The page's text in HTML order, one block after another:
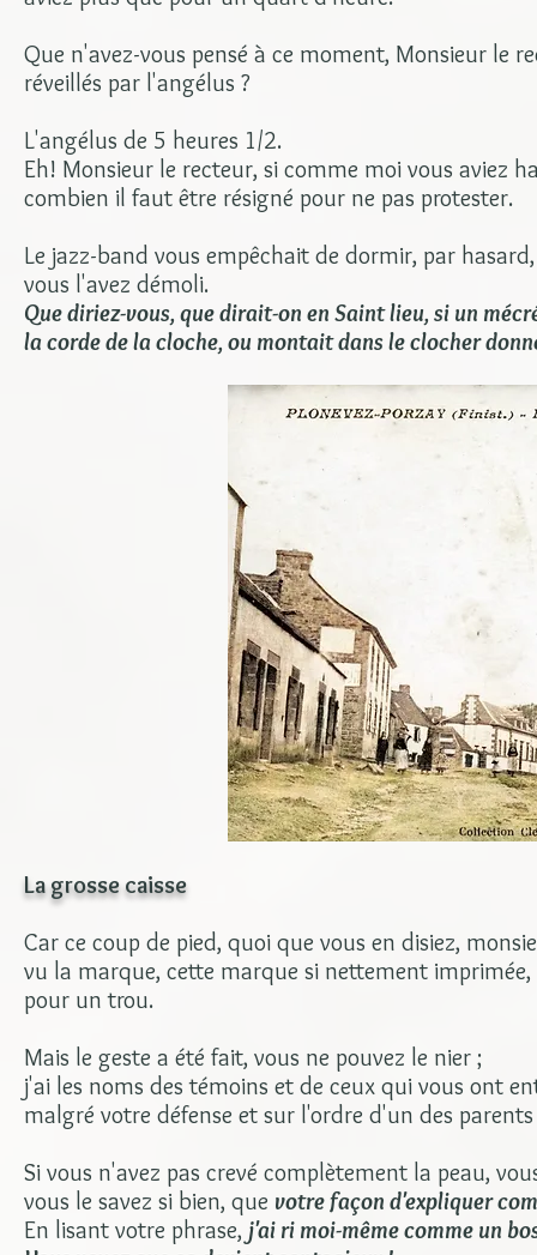
Que n'avez-vous pensé à ce moment, Monsieur le
réveillés par l'angélus ?
L'angélus de 5 heures 1/2.
Eh! Monsieur le recteur, si comme moi vous aviez
combien il faut être résigné pour ne pas protester.
Le jazz-band vous empêchait de dormir, par
vous l'avez démoli.
Que diriez-vous, que dirait-on en Saint lieu, si un
la corde de la cloche, ou montait dans le clocher
La grosse caisse
Car ce coup de pied, quoi que vous en disiez,
vu la marque, cette marque si nettement imprimée,
pour un trou.
Mais le geste a été fait, vous ne pouvez le nier ;
j'ai les noms des témoins et de ceux qui vous ont
malgré votre défense et sur l'ordre d'un des
Si vous n'avez pas crevé complètement la peau,
vous le savez si bien, que votre façon d'expliquer
En lisant votre phrase, j'ai ri moi-même comme un